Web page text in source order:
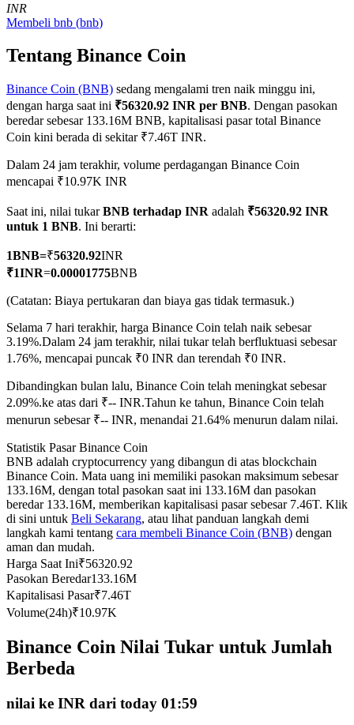
COIN-M Berjangka
Mata Uang Kripto Berjangka
TradFi
USDC Berjangka
Kontrak berjangka menggunakan USDC sebagai jaminannya
Copy Trading
Bergabunglah dengan pedagang top
INR
Membeli bnb (bnb)
Tentang Binance Coin
Binance Coin (BNB) sedang mengalami tren naik minggu ini,
dengan harga saat ini ₹56320.92 INR per BNB. Dengan pasokan
beredar sebesar 133.16M BNB, kapitalisasi pasar total Binance
Coin kini berada di sekitar ₹7.46T INR.
Dalam 24 jam terakhir, volume perdagangan Binance Coin
mencapai ₹10.97K INR
Saat ini, nilai tukarBNB terhadap INR adalah ₹56320.92 INR
untuk 1 BNB. Ini berarti:
1BNB=₹56320.92INR
₹1INR=0.00001775BNB
(Catatan: Biaya pertukaran dan biaya gas tidak termasuk.)
Selama 7 hari terakhir, harga Binance Coin telah naik sebesar
3.19%.Dalam 24 jam terakhir, nilai tukar telah berfluktuasi sebesar
1.76%, mencapai puncak ₹0 INR dan terendah ₹0 INR.
Dibandingkan bulan lalu, Binance Coin telah meningkat sebesar
2.09%.ke atas dari ₹-- INR.Tahun ke tahun, Binance Coin telah
menurun sebesar ₹-- INR, menandai 21.64% menurun dalam nilai.
Statistik Pasar Binance Coin
BNB adalah cryptocurrency yang dibangun di atas blockchain
Binance Coin. Mata uang ini memiliki pasokan maksimum sebesar
133.16M, dengan total pasokan saat ini 133.16M dan pasokan
beredar 133.16M, memberikan kapitalisasi pasar sebesar 7.46T. Klik
di sini untuk Beli Sekarang, atau lihat panduan langkah demi
langkah kami tentang cara membeli Binance Coin (BNB) dengan
aman dan mudah.
Harga Saat Ini₹56320.92
Pasokan Beredar133.16M
Kapitalisasi Pasar₹7.46T
Volume(24h)₹10.97K
Binance Coin Nilai Tukar untuk Jumlah
Berbeda
nilai ke INR dari today 01:59